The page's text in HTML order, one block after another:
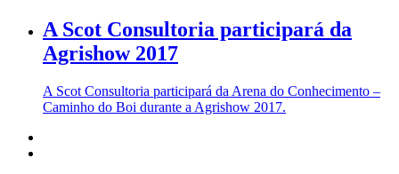
A Scot Consultoria participará da
Agrishow 2017
A Scot Consultoria participará da Arena do Conhecimento –
Caminho do Boi durante a Agrishow 2017.